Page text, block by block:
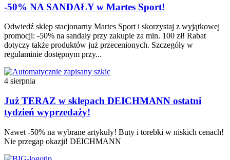
-50% NA SANDAŁY w Martes Sport!
Odwiedź sklep stacjonarny Martes Sport i skorzystaj z wyjątkowej
promocji: -50% na sandały przy zakupie za min. 100 zł! Rabat
dotyczy także produktów już przecenionych. Szczegóły w
regulaminie dostępnym przy...
4 sierpnia
Już TERAZ w sklepach DEICHMANN ostatni
tydzień wyprzedaży!
Nawet -50% na wybrane artykuły! Buty i torebki w niskich cenach!
Nie przegap okazji! DEICHMANN